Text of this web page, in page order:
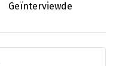
Geïnterviewde